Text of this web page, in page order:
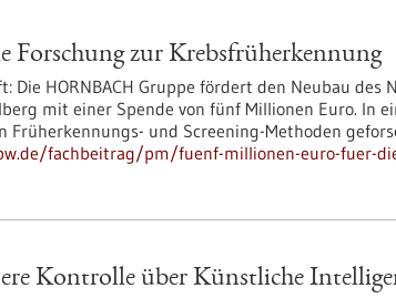
zur Krebsfrüherkennung
Die HORNBACH Gruppe fördert den Neubau des
mit einer Spende von fünf Millionen Euro. In
Früherkennungs- und Screening-Methoden
fachbeitrag/pm/fuenf-millionen-euro-fuer-
Kontrolle über Künstliche